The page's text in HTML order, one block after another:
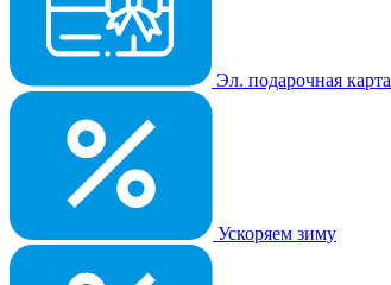
Эл. подарочная карта
Ускоряем зиму